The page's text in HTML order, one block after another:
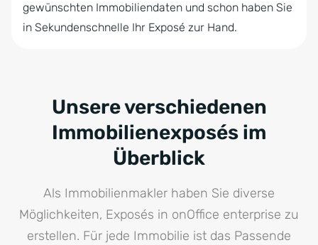
gewünschten Immobiliendaten und schon haben Sie
in Sekundenschnelle Ihr Exposé zur Hand.
Unsere verschiedenen
Immobilienexposés im
Überblick
Als Immobilienmakler haben Sie diverse
Möglichkeiten, Exposés in onOffice enterprise zu
erstellen. Für jede Immobilie ist das Passende